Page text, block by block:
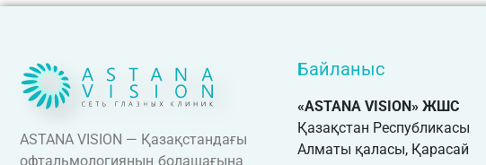
ASTANA VISION — Қазақстандағы
офтальмологияның болашағына
Байланыс
«ASTANA VISION» ЖШС
Қазақстан Республикасы
Алматы қаласы, Қарасай